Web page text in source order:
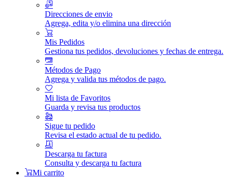
Direcciones de envio
Agrega, edita y/o elimina una dirección
Mis Pedidos
Gestiona tus pedidos, devoluciones y fechas de entrega.
Métodos de Pago
Agrega y valida tus métodos de pago.
Mi lista de Favoritos
Guarda y revisa tus productos
Sigue tu pedido
Revisa el estado actual de tu pedido.
Descarga tu factura
Consulta y descarga tu factura
Mi carrito